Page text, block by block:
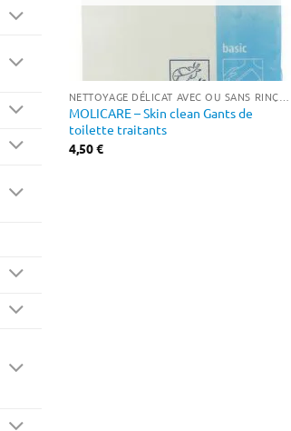
NETTOYAGE DÉLICAT AVEC OU SANS RINÇAGE
MOLICARE – Skin clean Gants de
toilette traitants
4,50€